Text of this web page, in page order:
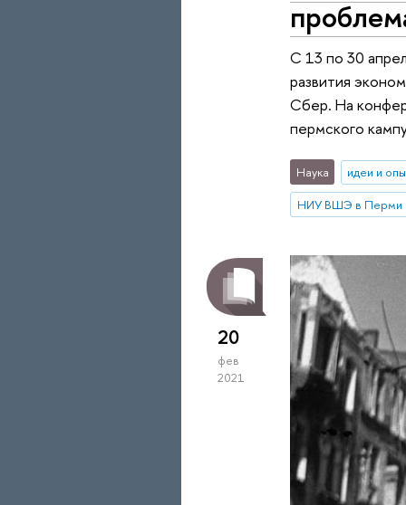
С 13 по 30
развития
Сбер. На
пермского
Наука идеи и
НИУ ВШЭ в Перми
20
фев
2021